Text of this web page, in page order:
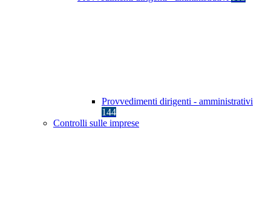
Provvedimenti dirigenti - amministrativi
144
Controlli sulle imprese